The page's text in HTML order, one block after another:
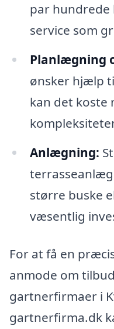
par
service som
Planlægning
ønsker hjælp
kan det
Anlægning:
større buske
væsentlig
For at få en
anmode om
gartnerfirmaer i
gartnerfirma.dk